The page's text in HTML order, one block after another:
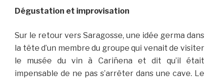
Dégustation et improvisation
Sur le retour vers Saragosse, une idée germa dans
la tête d’un membre du groupe qui venait de visiter
le musée du vin à Cariñena et dit qu’il était
impensable de ne pas s’arrêter dans une cave. Le